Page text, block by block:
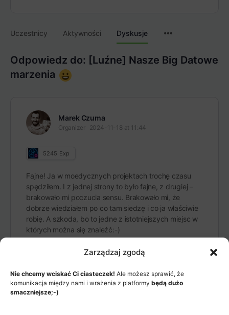
Zarządzaj zgodą
Nie chcemy wciskać Ci ciasteczek! Ale możesz sprawić, że
komunikacja między nami i wrażenia z platformy będą dużo
smaczniejsze;-)
Uczestnicy Aktywności Dyskusje
Odpowiedz do: [Luźne] Nasze Big Datowe
marzenia
Marek Czuma
Organizer 2024-11-18 at 11:44
5245 Exp
Fajne! Ja w moedycznych projektach trochę czasu
spędziłem. I z jednej strony to było fajne, z drugiej –
brakowało mi poczucia sensu. Brakowało mi, że
dobrze wiedziałem po co tam siedzę i co ja właściwie
robię. A szkoda, bo to jedne z istotniejszych miejsc w
których można się znaleźć:-)